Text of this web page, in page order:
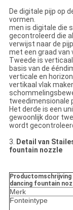
De digitale pijp op
vormen.
men is digitale die
gecontroleerd die
verwijst naar de
met een graad van
Tweede is
basis van de
verticale en
vertikaal vlak
tweedimensionale
Het derde is een
gewoonlijk door
wordt
3. Detail van
fountain nozzle
Productomschrijving
dancing fountain
Merk
Fonteintype